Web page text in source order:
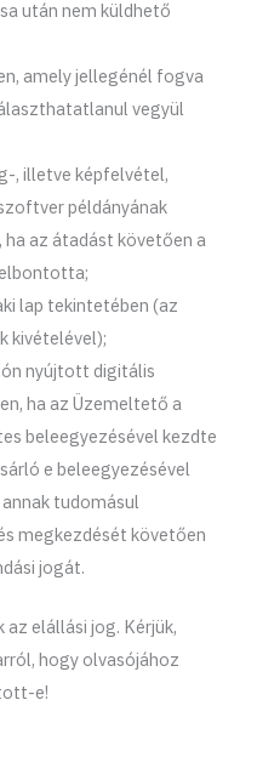
után nem küldhető
amely jellegénél fogva
vegyül
, illetve képfelvétel,
példányának
az átadást követően a
lap tekintetében (az
kivételével);
nyújtott digitális
ha az Üzemeltető a
beleegyezésével kezdte
e beleegyezésével
tudomásul
megkezdését követően
jogát.
elállási jog. Kérjük,
hogy olvasójához
e!